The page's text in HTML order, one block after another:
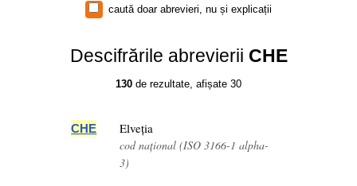
caută doar abrevieri, nu și explicații
Descifrările abrevierii CHE
130 de rezultate, afișate 30
CHE Elveția
cod național (ISO 3166-1 alpha-
3)